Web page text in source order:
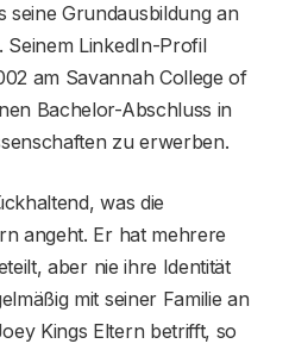
seine Grundausbildung an
LinkedIn-Profil
am Savannah College of
Bachelor-Abschluss in
zu erwerben.
was die
angeht. Er hat mehrere
aber nie ihre Identität
mit seiner Familie an
Kings Eltern betrifft, so